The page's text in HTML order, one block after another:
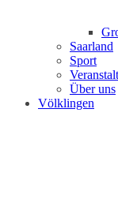
Saarland
Sport
Über uns
Völklingen